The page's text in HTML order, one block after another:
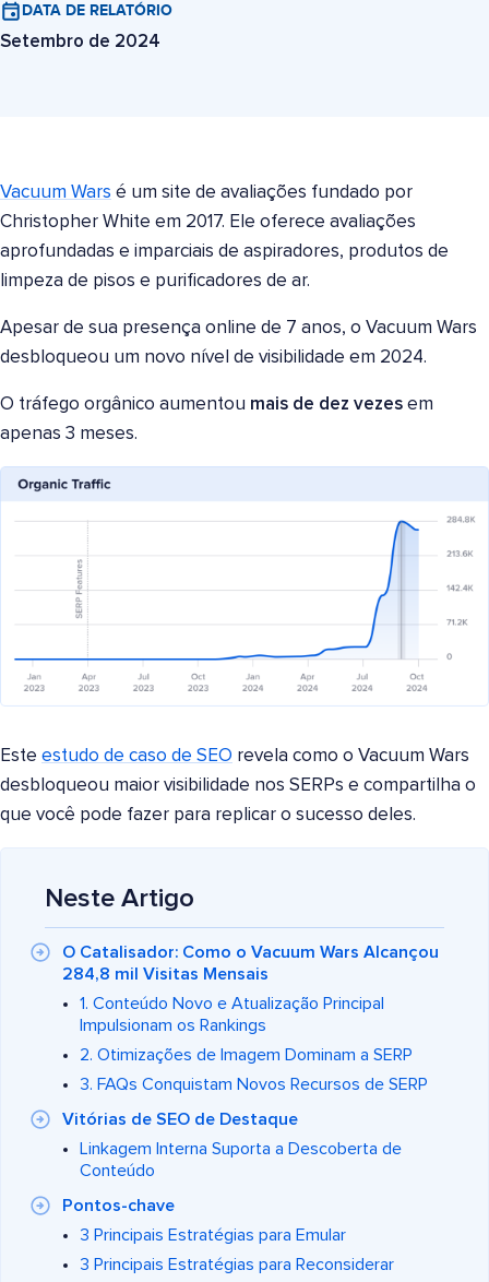
DATA DE RELATÓRIO
Setembro de 2024
Vacuum Wars é um site de avaliações fundado por
Christopher White em 2017. Ele oferece avaliações
aprofundadas e imparciais de aspiradores, produtos de
limpeza de pisos e purificadores de ar.
Apesar de sua presença online de 7 anos, o Vacuum Wars
desbloqueou um novo nível de visibilidade em 2024.
O tráfego orgânico aumentou mais de dez vezes em
apenas 3 meses.
Este estudo de caso de SEO revela como o Vacuum Wars
desbloqueou maior visibilidade nos SERPs e compartilha o
que você pode fazer para replicar o sucesso deles.
Neste Artigo
O Catalisador: Como o Vacuum Wars Alcançou
284,8 mil Visitas Mensais
1. Conteúdo Novo e Atualização Principal
Impulsionam os Rankings
2. Otimizações de Imagem Dominam a SERP
3. FAQs Conquistam Novos Recursos de SERP
Vitórias de SEO de Destaque
Linkagem Interna Suporta a Descoberta de
Conteúdo
Pontos-chave
3 Principais Estratégias para Emular
3 Principais Estratégias para Reconsiderar